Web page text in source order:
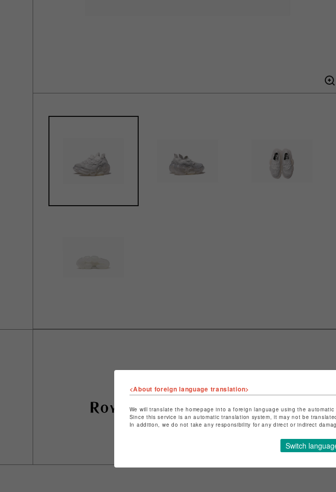
店舗名
名古屋PARCO
特定商取引法など法令に基づく
<About foreign language translation>
We will translate the homepage into a foreign language using the automatic
Since this service is an automatic translation system, it may not be
In addition, we do not take any responsibility for any direct or indirect
Switch